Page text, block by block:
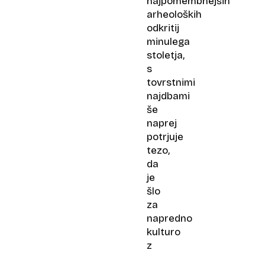
arheoloških
odkritij
minulega
stoletja,
s
tovrstnimi
najdbami
še
naprej
potrjuje
tezo,
da
je
šlo
za
napredno
kulturo
z